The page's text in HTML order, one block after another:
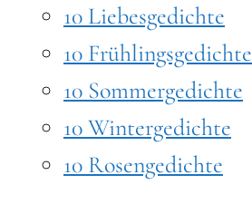
10 Liebesgedichte
10 Frühlingsgedichte
10 Sommergedichte
10 Wintergedichte
10 Rosengedichte